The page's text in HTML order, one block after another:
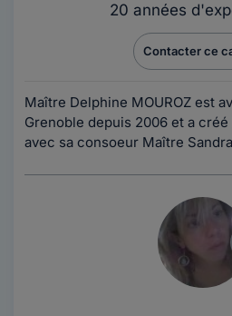
20 années
Contacter ce
Maître Delphine MOUROZ est
Grenoble depuis 2006 et a créé
avec sa consoeur Maître